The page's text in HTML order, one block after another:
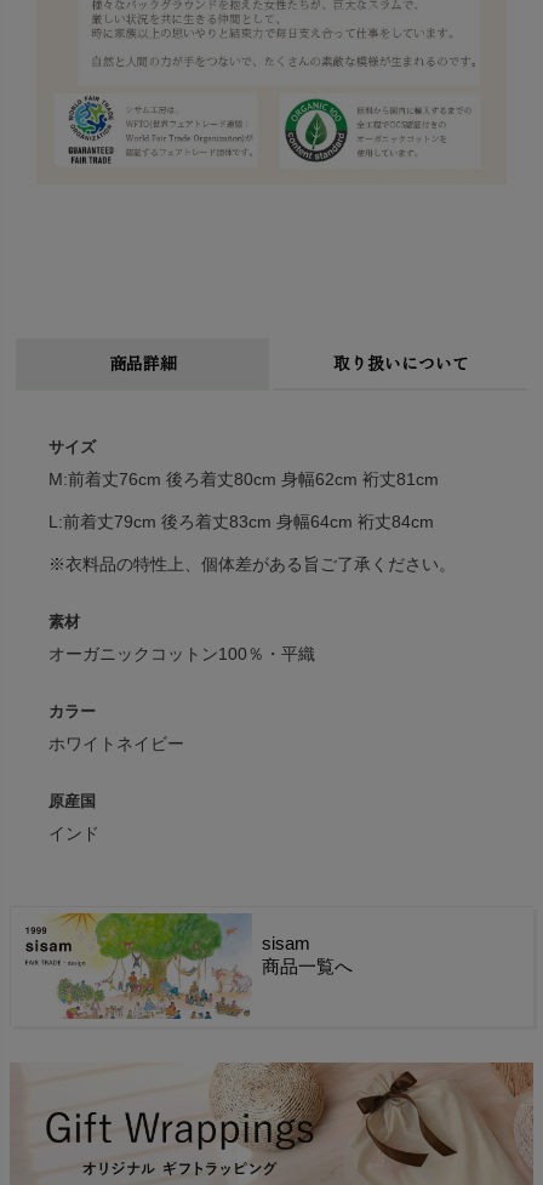
商品詳細 取り扱いについて
サイズ
M:前着丈76cm 後ろ着丈80cm 身幅62cm 裄丈81cm
L:前着丈79cm 後ろ着丈83cm 身幅64cm 裄丈84cm
※衣料品の特性上、個体差がある旨ご了承ください。
素材
オーガニックコットン100％・平織
カラー
ホワイトネイビー
原産国
インド
sisam
商品一覧へ